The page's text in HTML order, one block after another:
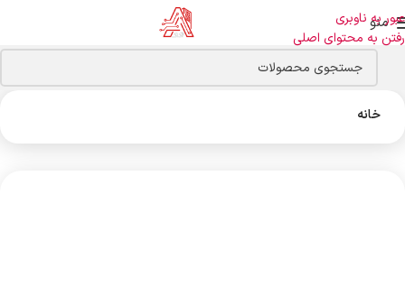
عبور به ناوبری
رفتن به محتوای اصلی
منو
خانه